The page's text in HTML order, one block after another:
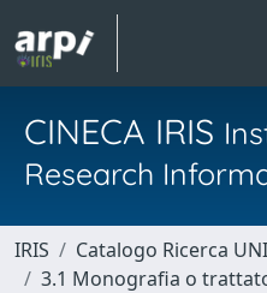
CINECA IRIS
Research
IRIS Catalogo Ricerca
3.1 Monografia o